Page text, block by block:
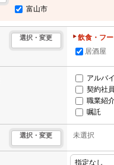
富山市
選択・変更
飲食・フ
居酒屋
アルバ
契約社員
職業紹
嘱託
選択・変更 未選択